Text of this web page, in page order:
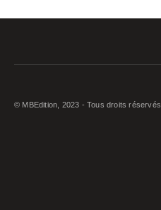
© MBEdition, 2023 - Tous droits réservés